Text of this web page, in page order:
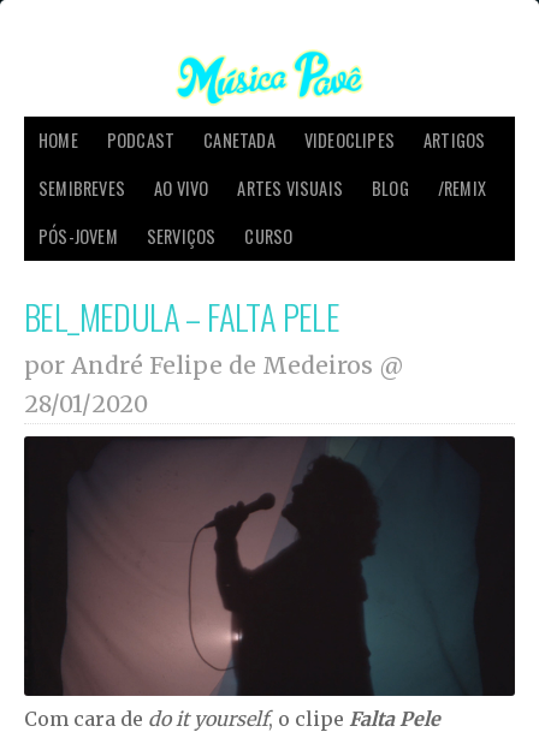
HOME PODCAST CANETADA VIDEOCLIPES
ARTIGOS
SEMIBREVES
AO VIVO ARTES VISUAIS BLOG
/REMIX
PÓS-JOVEM
SERVIÇOS CURSO
BEL_MEDULA – FALTA PELE
por André Felipe de Medeiros @
28/01/2020
Com cara de do it yourself, o clipe Falta Pele